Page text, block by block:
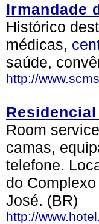
Irmandade
Histórico
médicas,
saúde,
http://
Room
camas,
telefone.
do
José. (BR)
http://